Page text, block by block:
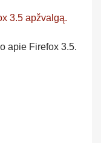
3.5 apžvalgą.
apie Firefox 3.5.